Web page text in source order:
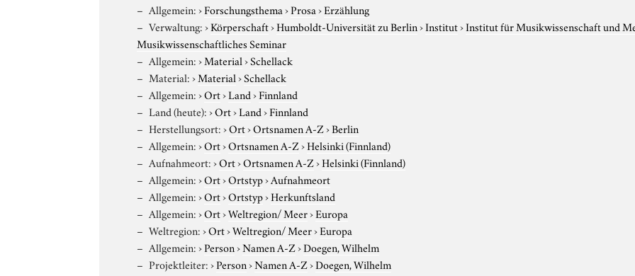
Allgemein:›Forschungsthema›Prosa›Erzählung
Verwaltung:›Körperschaft›Humboldt-Universität zu Berlin›Institut›Institut für Musikwissenschaft und
Musikwissenschaftliches Seminar
Allgemein:›Material›Schellack
Material:›Material›Schellack
Allgemein:›Ort›Land›Finnland
Land (heute):›Ort›Land›Finnland
Herstellungsort:›Ort›Ortsnamen A-Z›Berlin
Allgemein:›Ort›Ortsnamen A-Z›Helsinki (Finnland)
Aufnahmeort:›Ort›Ortsnamen A-Z›Helsinki (Finnland)
Allgemein:›Ort›Ortstyp›Aufnahmeort
Allgemein:›Ort›Ortstyp›Herkunftsland
Allgemein:›Ort›Weltregion/ Meer›Europa
Weltregion:›Ort›Weltregion/ Meer›Europa
Allgemein:›Person›Namen A-Z›Doegen, Wilhelm
Projektleiter:›Person›Namen A-Z›Doegen, Wilhelm